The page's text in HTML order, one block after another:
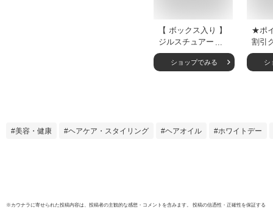
【 ボックス入り 】
ジルスチュアート
ヘアオイル ジルス
チュアート セット
誕生日プレゼント
ショップでみる
★ポ
割引
ュア
シ
美容・健康 ヘアケア・スタイリング ヘアオイル ホワイトデー
※ カウナラに寄せられた投稿内容は、投稿者の主観的な感想・コメントを含みます。 投稿の信憑性・正確性を保証する